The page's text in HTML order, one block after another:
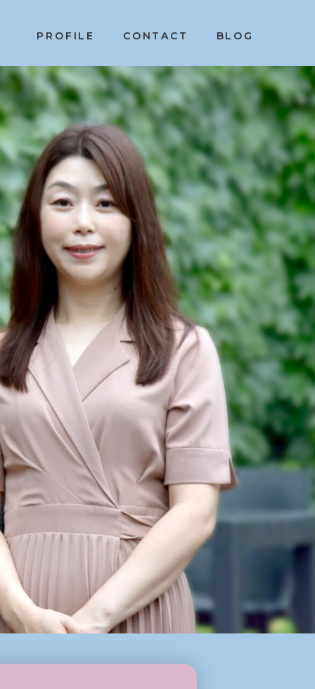
PROFILE CONTACT BLOG